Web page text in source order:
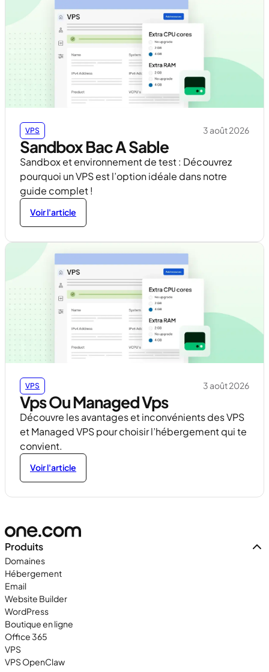
VPS 3 août 2026
Sandbox Bac A Sable
Sandbox et environnement de test : Découvrez
pourquoi un VPS est l’option idéale dans notre
guide complet !
Voir l'article
VPS 3 août 2026
Vps Ou Managed Vps
Découvre les avantages et inconvénients des VPS
et Managed VPS pour choisir l’hébergement qui te
convient.
Voir l'article
Produits
Domaines
Hébergement
Email
Website Builder
WordPress
Boutique en ligne
Office 365
VPS
VPS OpenClaw